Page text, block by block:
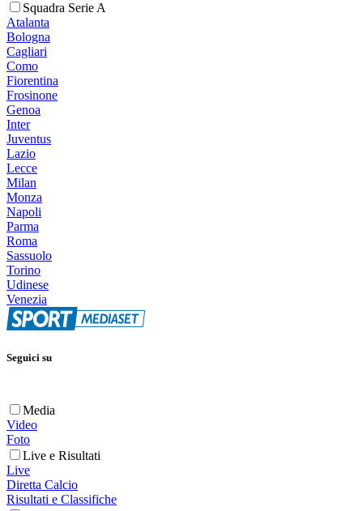
Squadra Serie A
Atalanta
Bologna
Cagliari
Como
Fiorentina
Frosinone
Genoa
Inter
Juventus
Lazio
Lecce
Milan
Monza
Napoli
Parma
Roma
Sassuolo
Torino
Udinese
Venezia
Seguici su
Media
Video
Foto
Live e Risultati
Live
Diretta Calcio
Risultati e Classifiche